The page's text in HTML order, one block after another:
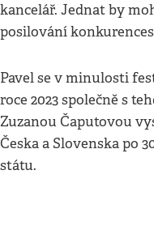
kancelář. Jednat by
posilování
Pavel se v minulosti
roce 2023 společně s
Zuzanou Čaputovou
Česka a Slovenska po
státu.